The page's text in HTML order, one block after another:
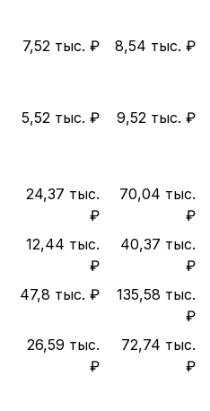
7,52 тыс. ₽ 8,54 тыс. ₽
5,52 тыс. ₽ 9,52 тыс. ₽
24,37 тыс.
₽
70,04 тыс.
₽
12,44 тыс.
₽
40,37 тыс.
₽
47,8 тыс. ₽
135,58 тыс.
₽
26,59 тыс.
₽
72,74 тыс.
₽